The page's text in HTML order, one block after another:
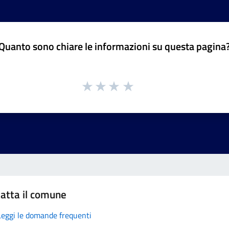
sono chiare le informazioni su questa
il comune
le domande frequenti